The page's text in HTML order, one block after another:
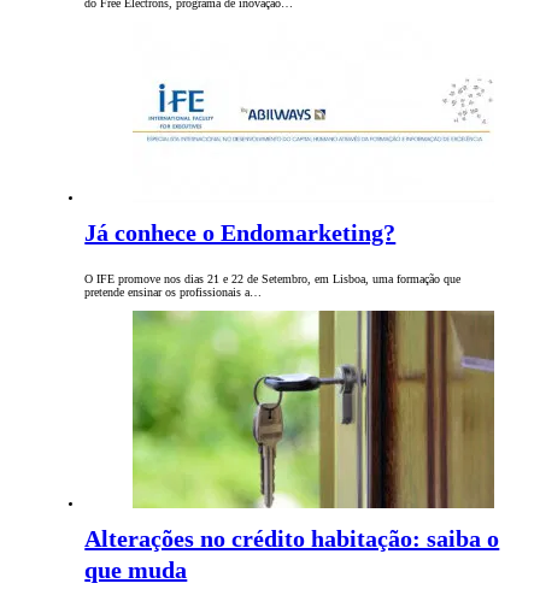
do Free Electrons, programa de inovação…
Já conhece o Endomarketing?
O IFE promove nos dias 21 e 22 de Setembro, em Lisboa, uma formação que
pretende ensinar os profissionais a…
Alterações no crédito habitação: saiba o
que muda